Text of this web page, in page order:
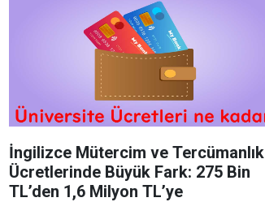
İngilizce Mütercim ve Tercümanlık
Ücretlerinde Büyük Fark: 275 Bin
TL’den 1,6 Milyon TL’ye